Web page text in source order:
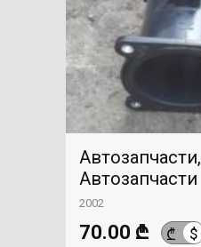
Автозапчасти,
Автозапчасти
2002
70.00 ₾ ₾ $